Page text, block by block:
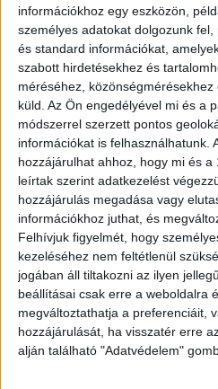
információkhoz egy eszközön,
személyes adatokat dolgozunk
és standard információkat,
szabott hirdetésekhez és
méréséhez,
küld. Az Ön engedélyével mi és a
módszerrel szerzett pontos
információkat is felhasználhatunk.
hozzájárulhat ahhoz, hogy mi és
leírtak szerint adatkezelést
hozzájárulás megadása vagy
információkhoz juthat, és
Felhívjuk figyelmét, hogy
kezeléséhez nem feltétlenül
jogában áll tiltakozni az ilyen
beállításai csak erre a weboldalra
megváltoztathatja a preferenciáit,
hozzájárulását, ha visszatér erre
alján található "Adatvédelem"
Olvass tovább
Pénztárcatolvajt
szóljon, aki